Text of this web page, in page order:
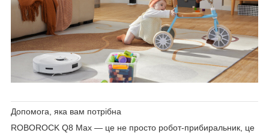
Допомога, яка вам потрібна
ROBOROCK Q8 Max — це не просто робот-прибиральник, це